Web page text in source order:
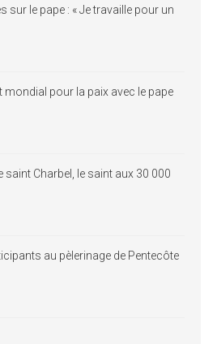
sur le pape : « Je travaille pour un
mondial pour la paix avec le pape
saint Charbel, le saint aux 30 000
au pèlerinage de Pentecôte